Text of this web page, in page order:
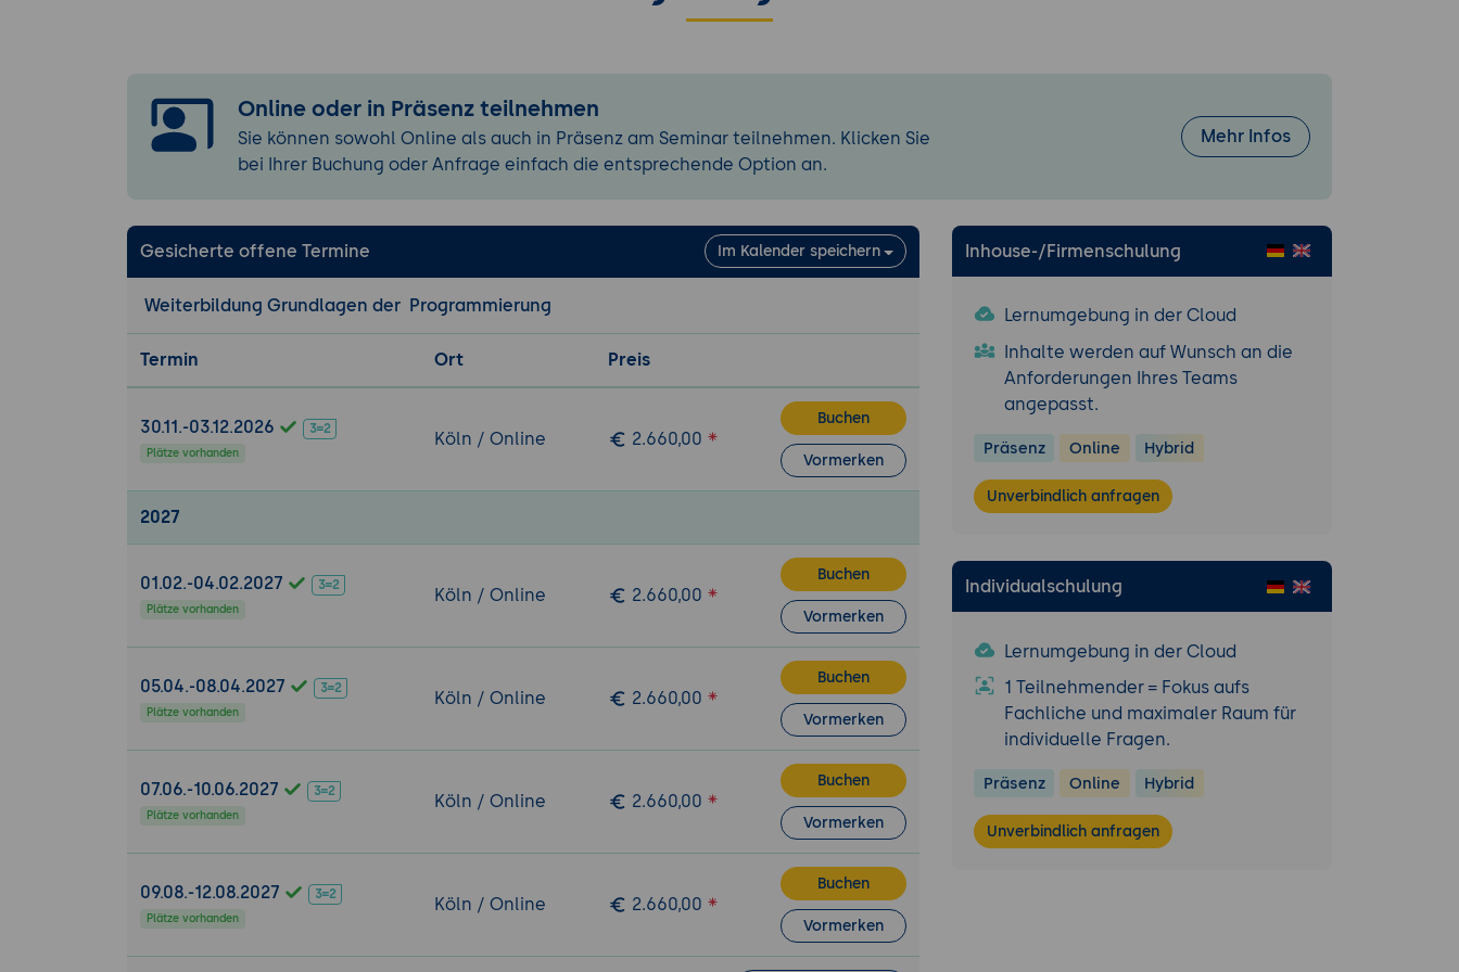
Kommentare
Schlüsselwörter
Fallunterscheidungen
Funktionen und Unterprogramme
Wertrückgabe
Parameterübergabe
Eingabe und Ausgabe
Einstieg in die Objektorientierung
Konstruktoren
Methoden
static: Klassenvariable, Klassenmethode
Interfaces: Deklaration und Implementierung
Dateiverarbeitung
Weitere Themen
Online oder in Präsenz teilnehmen
Sie können sowohl Online als auch in Präsenz am Seminar teilnehmen. Klicken Sie
bei Ihrer Buchung oder Anfrage einfach die entsprechende Option an.
Mehr Infos
Gesicherte offene Termine Im Kalender speichern
Weiterbildung Grundlagen der Programmierung
Termin Ort Preis
30.11.-03.12.2026
Plätze vorhanden
Köln / Online 2.660,00
Buchen
Vormerken
2027
01.02.-04.02.2027
Plätze vorhanden
Köln / Online 2.660,00
Buchen
Vormerken
05.04.-08.04.2027
Plätze vorhanden
Köln / Online 2.660,00
Buchen
Vormerken
07.06.-10.06.2027
Plätze vorhanden
Köln / Online 2.660,00
Buchen
Vormerken
09.08.-12.08.2027
Plätze vorhanden
Köln / Online 2.660,00
Buchen
Vormerken
Inhouse-/Firmenschulung
Lernumgebung in der Cloud
Inhalte werden auf Wunsch an die
Anforderungen Ihres Teams
angepasst.
Präsenz Online Hybrid
Unverbindlich anfragen
Individualschulung
Lernumgebung in der Cloud
1 Teilnehmender = Fokus aufs
Fachliche und maximaler Raum für
individuelle Fragen.
Präsenz Online Hybrid
Unverbindlich anfragen